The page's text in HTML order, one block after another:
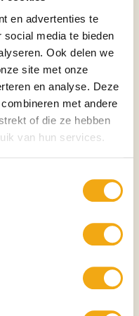
en advertenties te
media te bieden
Ook delen we
site met onze
en analyse. Deze
met andere
of die ze hebben
van hun services.
de perfecte harmonie
van deze sculptuur straalt